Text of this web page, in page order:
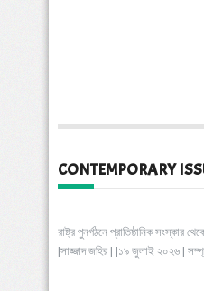
CONTEMPORARY
রাষ্ট্র পুনর্গঠনে প্রাতিষ্ঠানিক সংস্কার
|সাজ্জাদ জহির | |১৯ জুলাই ২০২৬ |